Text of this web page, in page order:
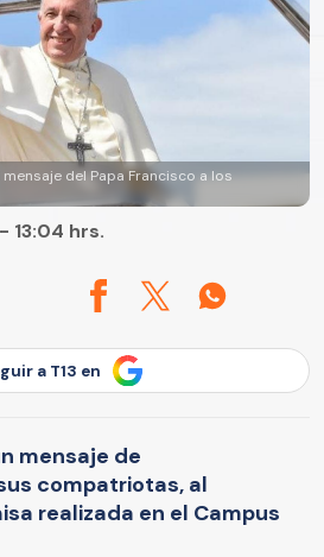
del Papa Francisco a los
13:04 hrs.
a T13 en
mensaje de
compatriotas, al
realizada en el Campus